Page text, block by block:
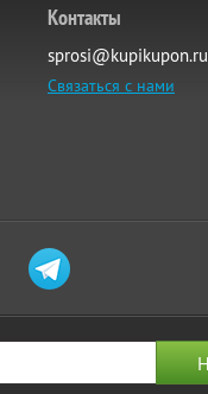
Контакты
sprosi@kupikupon.ru
Связаться с нами